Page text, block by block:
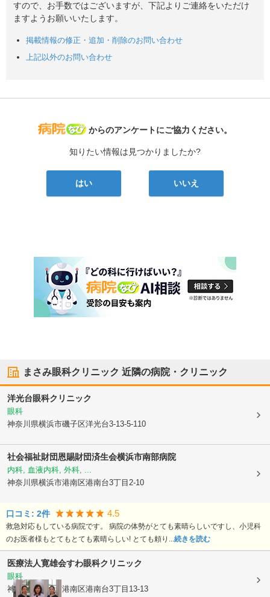
すので、お手数ではございますが、下記よりご連絡をいただけ
ますようお願いいたします。
掲載情報の修正・追加・削除のお問い合わせ
上記以外のお問い合わせ
病院なび
からのアンケートにご協力ください。
知りたい情報は見つかりましたか?
はい いいえ
まさみ眼科クリニック 近隣の病院・クリニック
洋光台眼科クリニック
眼科
神奈川県横浜市磯子区洋光台3-13-5-110
社会福祉財団恩賜財団済生会横浜市南部病院
内科, 血液内科, 外科, ...
神奈川県横浜市港南区港南台3丁目2-10
口コミ: 2件 4.5
救急対応もしている病院です。 病院の体勢がとても素晴らしいですし、小児科
のお医者様もとてもとても素晴らしい! とても頼り...続きを読む
医療法人寛雄会すわ眼科クリニック
眼科
神奈川県横浜市港南区港南台3丁目13-13